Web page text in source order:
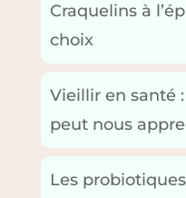
Craquelins à
choix
Vieillir en santé
peut nous
Les